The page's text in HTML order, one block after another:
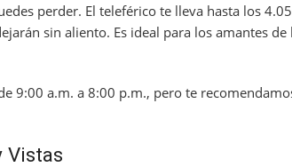
perder. El teleférico te lleva hasta los
sin aliento. Es ideal para los amantes
9:00 a.m. a 8:00 p.m., pero te
Vistas